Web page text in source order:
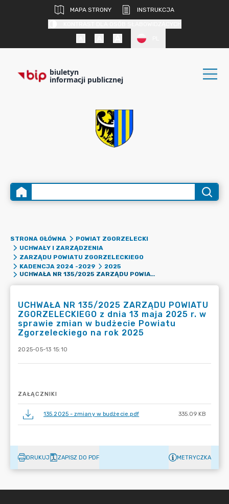
MAPA STRONY
INSTRUKCJA
biuletyn
informacji publicznej
STRONA GŁÓWNA
POWIAT ZGORZELECKI
UCHWAŁY I ZARZĄDZENIA
ZARZĄDU POWIATU ZGORZELECKIEGO
KADENCJA 2024 -2029
2025
UCHWAŁA NR 135/2025 ZARZĄDU POWIATU ZGORZELECKIEGO Z DNIA 13 MAJA 2025 R. W SPRAWIE ZMIAN W BUDŻECIE POWIATU ZGORZELECKIEGO NA ROK 2025
UCHWAŁA NR 135/2025 ZARZĄDU POWIATU
ZGORZELECKIEGO z dnia 13 maja 2025 r. w
sprawie zmian w budżecie Powiatu
Zgorzeleckiego na rok 2025
2025-05-13 15:10
ZAŁĄCZNIKI
135.2025 - zmiany w budżecie.pdf 335.09 KB
DRUKUJ ZAPISZ DO PDF METRYCZKA